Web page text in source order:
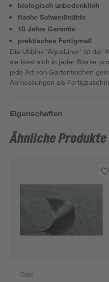
biologisch unbedenklich
flache Schweißnähte
10 Jahre Garantie
praktisches Fertigmaß
Die Ubbink 'AquaLiner' ist der
sie lässt sich in jeder Stärke
jede Art von Gartenteichen
Abmessungen als
Eigenschaften
Ähnliche Produkte
Oase